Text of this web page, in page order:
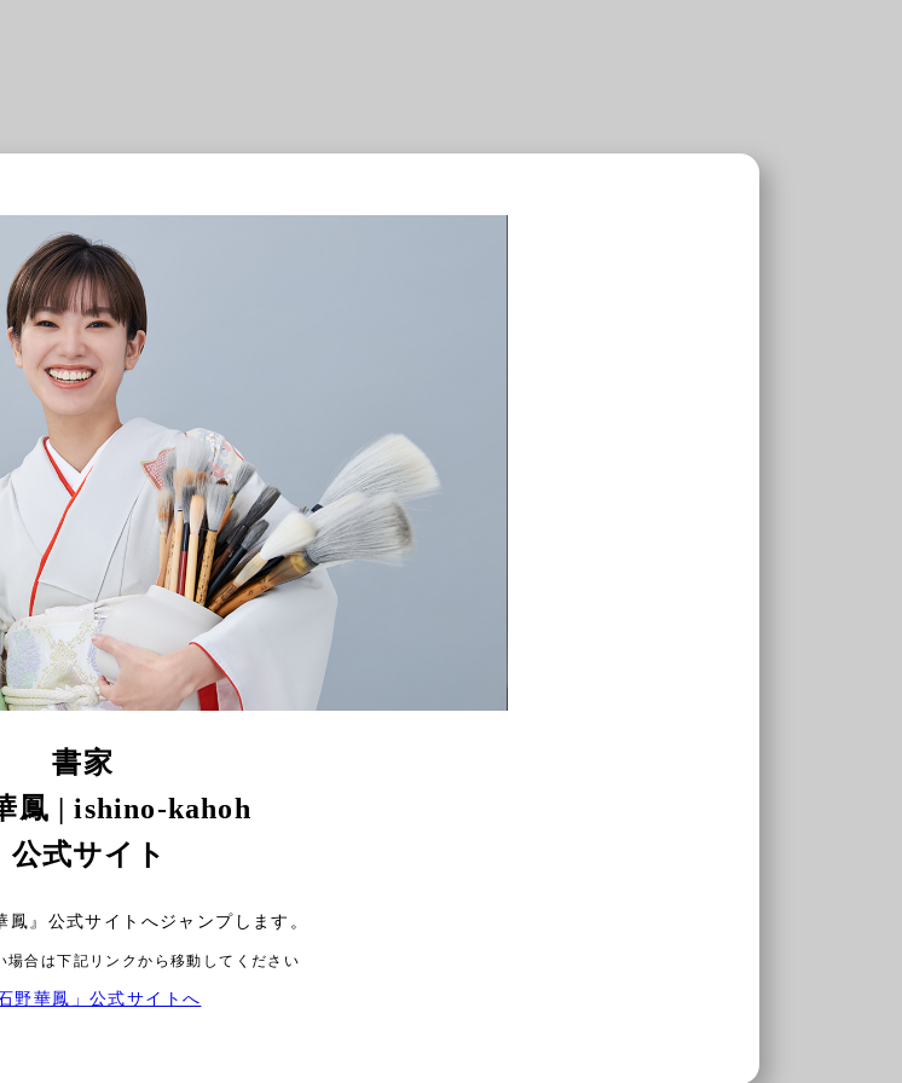
書家
鳳 | ishino-kahoh
公式サイト
鳳』公式サイトへジャンプします。
合は下記リンクから移動してください
石野華鳳」公式サイトへ